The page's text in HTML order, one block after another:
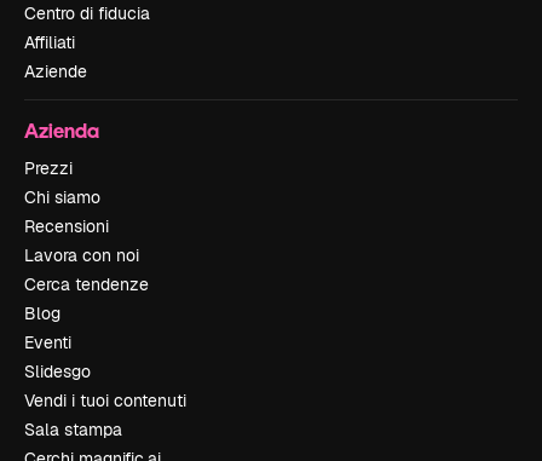
Centro di fiducia
Affiliati
Aziende
Azienda
Prezzi
Chi siamo
Recensioni
Lavora con noi
Cerca tendenze
Blog
Eventi
Slidesgo
Vendi i tuoi contenuti
Sala stampa